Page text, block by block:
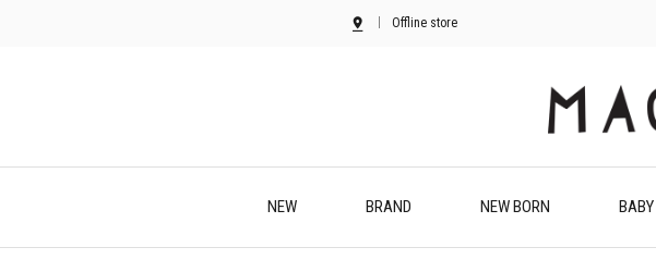
Offline store
NEW BRAND NEW BORN BABY